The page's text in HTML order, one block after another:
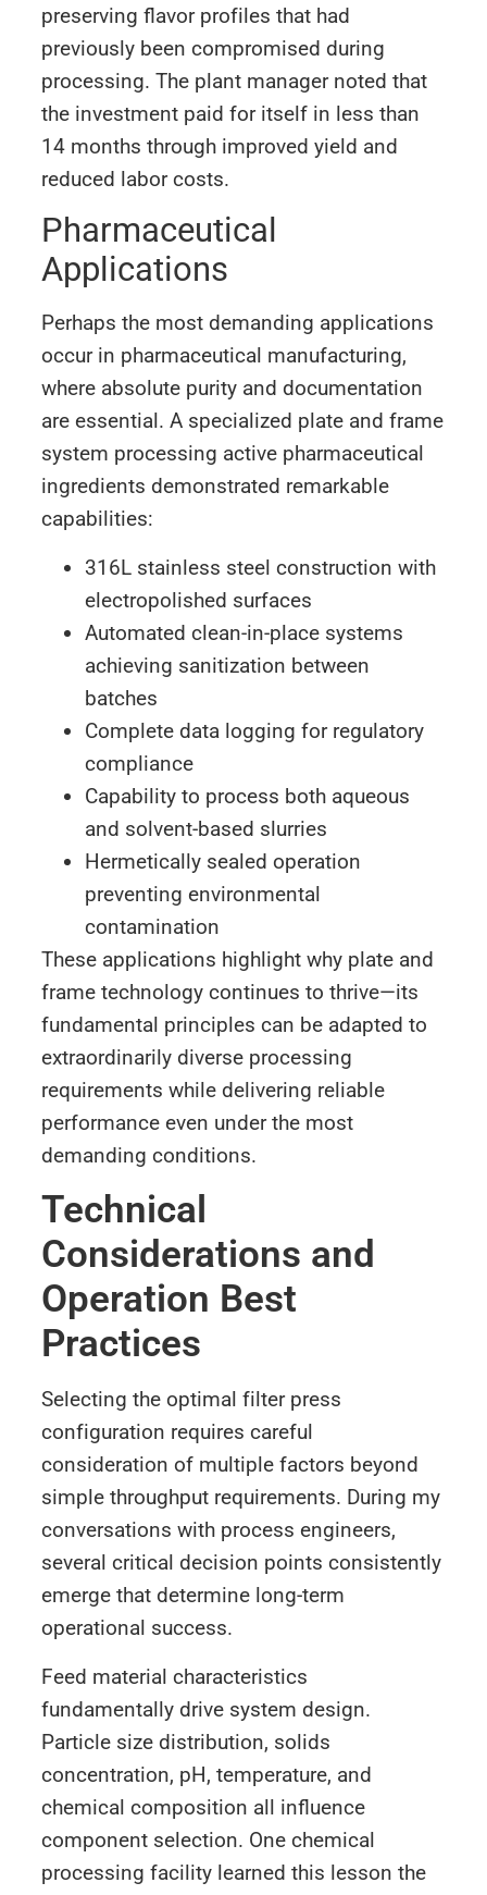
preserving flavor profiles that had
previously been compromised during
processing. The plant manager noted that
the investment paid for itself in less than
14 months through improved yield and
reduced labor costs.
Pharmaceutical
Applications
Perhaps the most demanding applications
occur in pharmaceutical manufacturing,
where absolute purity and documentation
are essential. A specialized plate and frame
system processing active pharmaceutical
ingredients demonstrated remarkable
capabilities:
316L stainless steel construction with
electropolished surfaces
Automated clean-in-place systems
achieving sanitization between
batches
Complete data logging for regulatory
compliance
Capability to process both aqueous
and solvent-based slurries
Hermetically sealed operation
preventing environmental
contamination
These applications highlight why plate and
frame technology continues to thrive—its
fundamental principles can be adapted to
extraordinarily diverse processing
requirements while delivering reliable
performance even under the most
demanding conditions.
Technical
Considerations and
Operation Best
Practices
Selecting the optimal filter press
configuration requires careful
consideration of multiple factors beyond
simple throughput requirements. During my
conversations with process engineers,
several critical decision points consistently
emerge that determine long-term
operational success.
Feed material characteristics
fundamentally drive system design.
Particle size distribution, solids
concentration, pH, temperature, and
chemical composition all influence
component selection. One chemical
processing facility learned this lesson the